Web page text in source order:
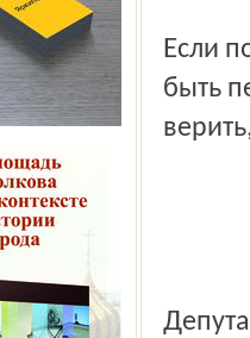
Если последствия этого не понимает г-н Кукин, а они могут
быть
Депутат Государственной Думы РФ Анатолий Грешневиков